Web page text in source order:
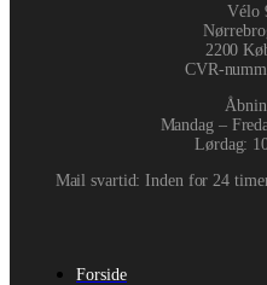
Vélo
2200
CVR-
Mandag –
Lørdag:
Mail svartid: Inden for 24
Forside